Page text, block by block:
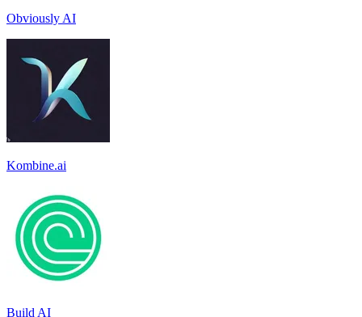
Obviously AI
Kombine.ai
Build AI